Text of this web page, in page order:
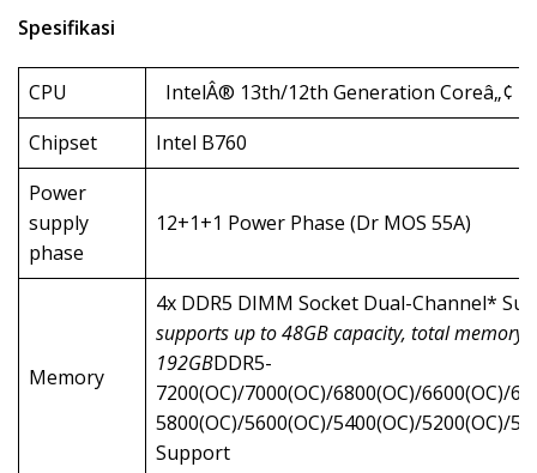
Spesifikasi
CPU
IntelÂ® 13th/12th Generation Coreâ„¢
Chipset
Intel B760
Power
supply
phase
12+1+1 Power Phase (Dr MOS 55A)
Memory
4x DDR5 DIMM Socket Dual-Channel*
supports up to 48GB capacity, total memory
192GBDDR5-
7200(OC)/7000(OC)/6800(OC)/6600(OC)/
5800(OC)/5600(OC)/5400(OC)/5200(OC)/
Support